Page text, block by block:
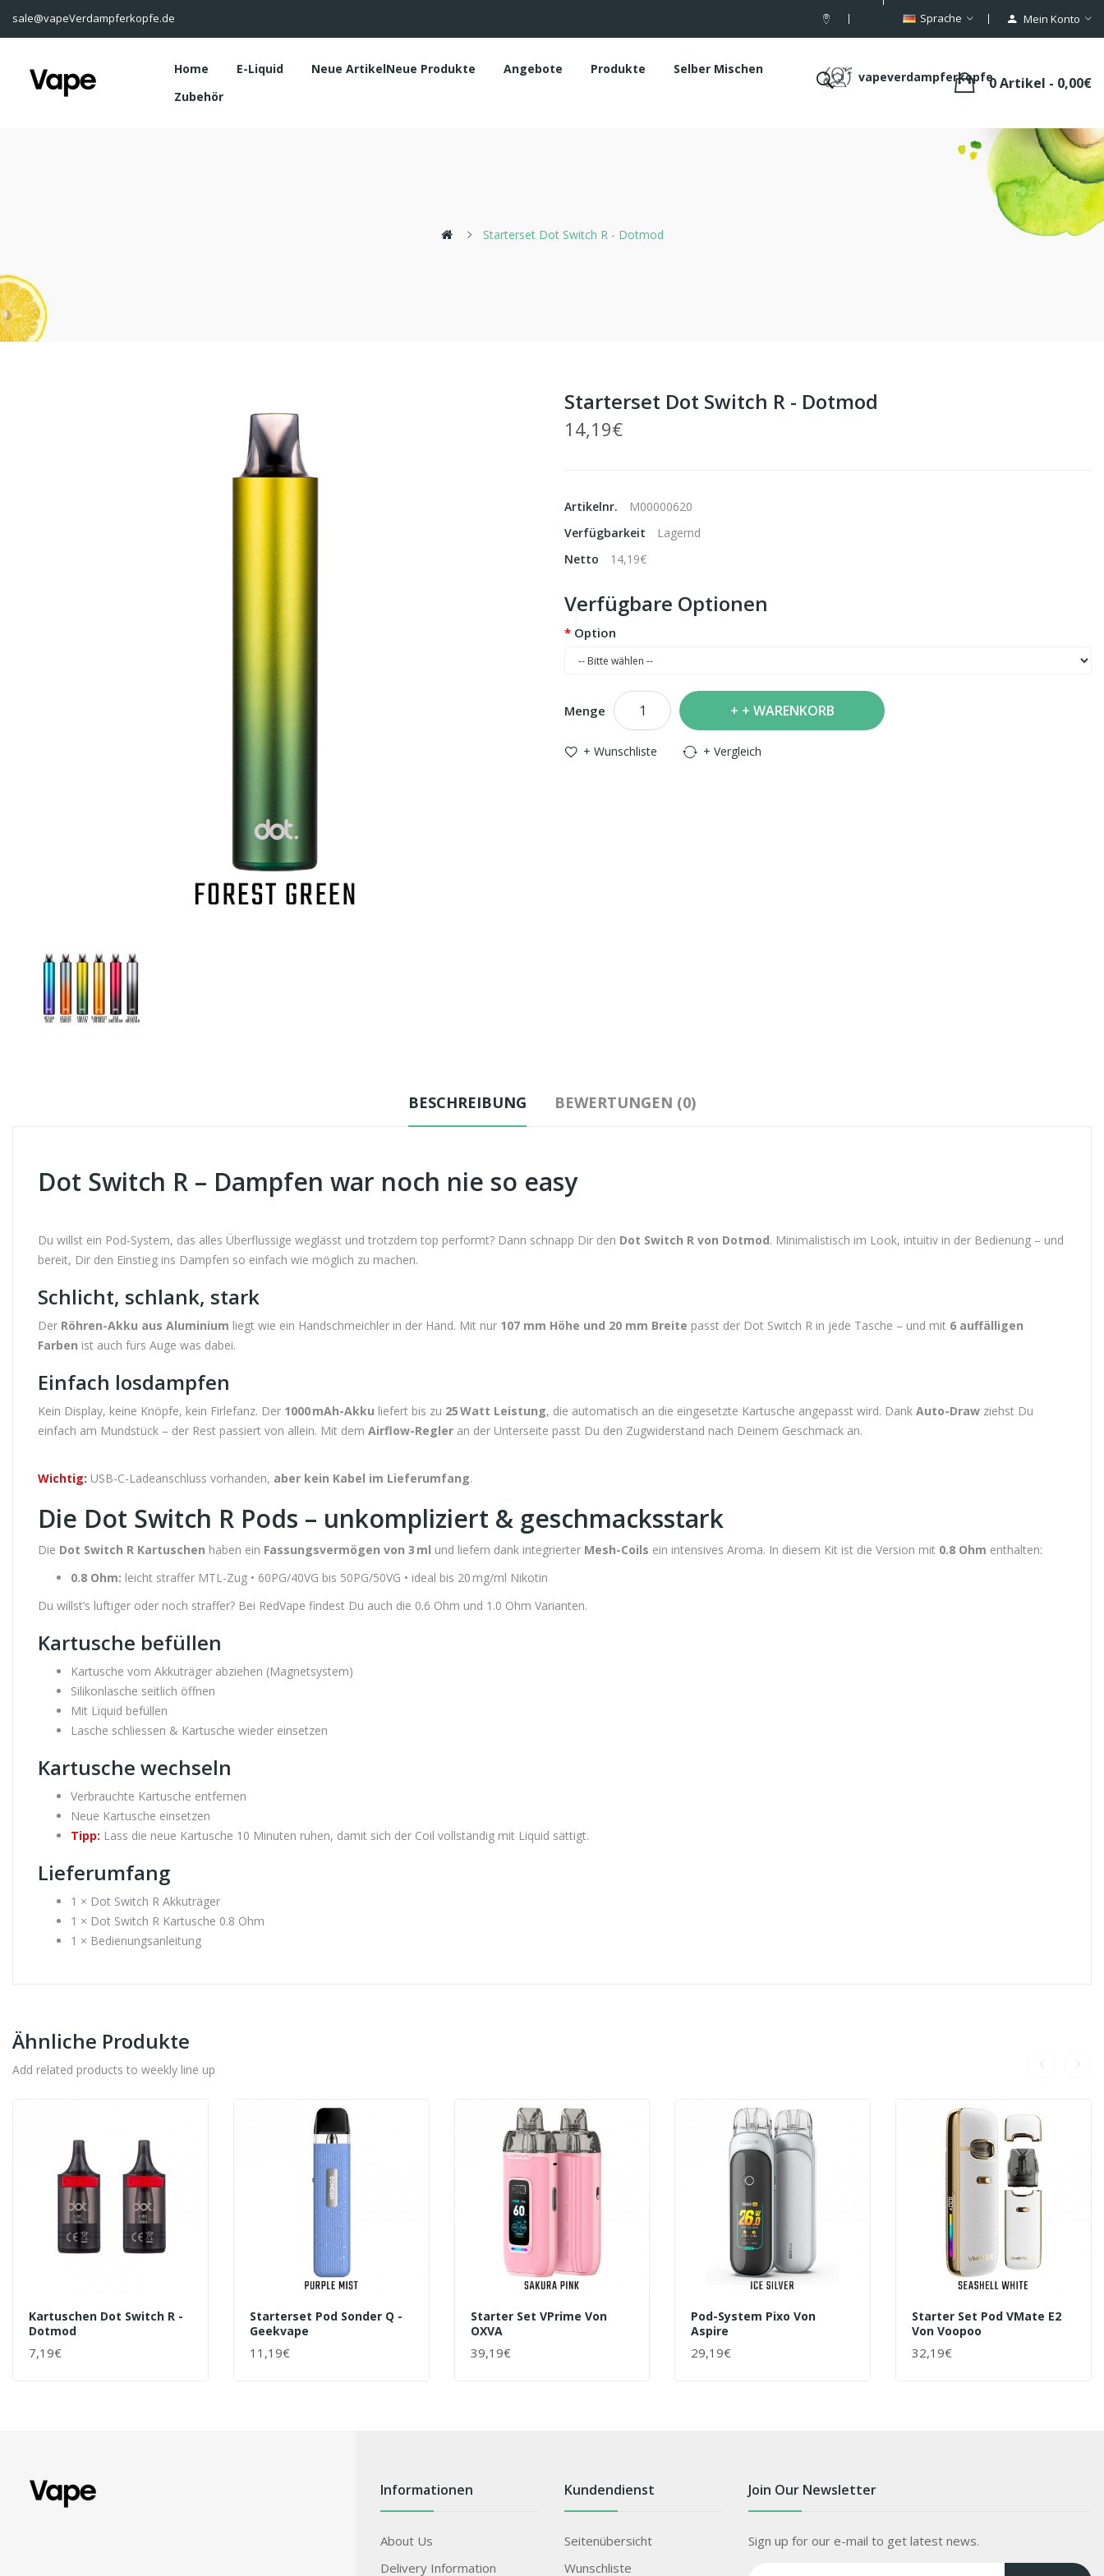
sale@vapeVerdampferkopfe.de Sprache Mein Konto
Home E-Liquid Neue ArtikelNeue Produkte Angebote Produkte
Selber Mischen
Zubehör
vapeverdampferkopfe0 Artikel - 0,00€
Starterset Dot Switch R - Dotmod
Starterset Dot Switch R - Dotmod
14,19€
Artikelnr.
M00000620
Verfügbarkeit
Lagernd
Netto
14,19€
Verfügbare Optionen
Option
Menge + WARENKORB
+ Wunschliste + Vergleich
BESCHREIBUNG BEWERTUNGEN (0)
Dot Switch R – Dampfen war noch nie so easy
Du willst ein Pod-System, das alles Überflüssige weglässt und trotzdem top performt? Dann schnapp Dir den Dot Switch R von Dotmod. Minimalistisch im Look, intuitiv in der Bedienung – und
bereit, Dir den Einstieg ins Dampfen so einfach wie möglich zu machen.
Schlicht, schlank, stark
Der Röhren-Akku aus Aluminium liegt wie ein Handschmeichler in der Hand. Mit nur 107 mm Höhe und 20 mm Breite passt der Dot Switch R in jede Tasche – und mit 6 auffälligen
Farben ist auch fürs Auge was dabei.
Einfach losdampfen
Kein Display, keine Knöpfe, kein Firlefanz. Der 1000 mAh-Akku liefert bis zu 25 Watt Leistung, die automatisch an die eingesetzte Kartusche angepasst wird. Dank Auto-Draw ziehst Du
einfach am Mundstück – der Rest passiert von allein. Mit dem Airflow-Regler an der Unterseite passt Du den Zugwiderstand nach Deinem Geschmack an.
Wichtig: USB-C-Ladeanschluss vorhanden, aber kein Kabel im Lieferumfang.
Die Dot Switch R Pods – unkompliziert & geschmacksstark
Die Dot Switch R Kartuschen haben ein Fassungsvermögen von 3 ml und liefern dank integrierter Mesh-Coils ein intensives Aroma. In diesem Kit ist die Version mit 0.8 Ohm enthalten:
0.8 Ohm: leicht straffer MTL-Zug • 60PG/40VG bis 50PG/50VG • ideal bis 20 mg/ml Nikotin
Du willst’s luftiger oder noch straffer? Bei RedVape findest Du auch die 0.6 Ohm und 1.0 Ohm Varianten.
Kartusche befüllen
Kartusche vom Akkuträger abziehen (Magnetsystem)
Silikonlasche seitlich öffnen
Mit Liquid befüllen
Lasche schliessen & Kartusche wieder einsetzen
Kartusche wechseln
Verbrauchte Kartusche entfernen
Neue Kartusche einsetzen
Tipp: Lass die neue Kartusche 10 Minuten ruhen, damit sich der Coil vollständig mit Liquid sättigt.
Lieferumfang
1 × Dot Switch R Akkuträger
1 × Dot Switch R Kartusche 0.8 Ohm
1 × Bedienungsanleitung
Ähnliche Produkte
Add related products to weekly line up
Kartuschen Dot Switch R -
Dotmod
7,19€
+ WARENKORB
Starterset Pod Sonder Q -
Geekvape
11,19€
+ WARENKORB
Starter Set VPrime Von
OXVA
39,19€
+ WARENKORB
Pod-System Pixo Von
Aspire
29,19€
+ WARENKORB
Starter Set Pod VMate E2
Von Voopoo
32,19€
+ WARENKORB
Informationen
About Us
Delivery Information
Kundendienst
Seitenübersicht
Wunschliste
Join Our Newsletter
Sign up for our e-mail to get latest news.